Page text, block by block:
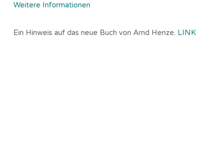
Weitere Informationen
Ein Hinweis auf das neue Buch von Arnd Henze. LINK